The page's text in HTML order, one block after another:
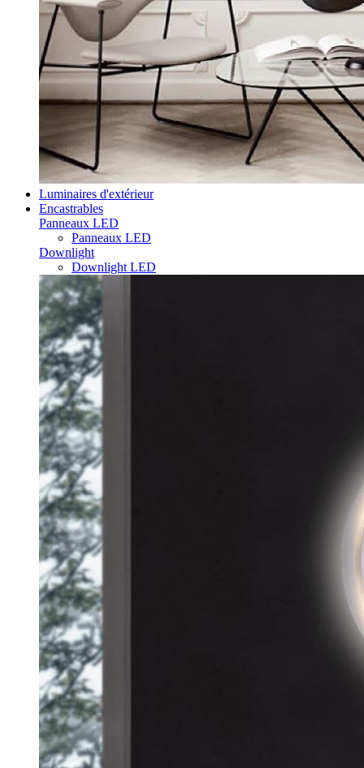
Luminaires d'extérieur
Encastrables
Panneaux LED
Panneaux LED
Downlight
Downlight LED